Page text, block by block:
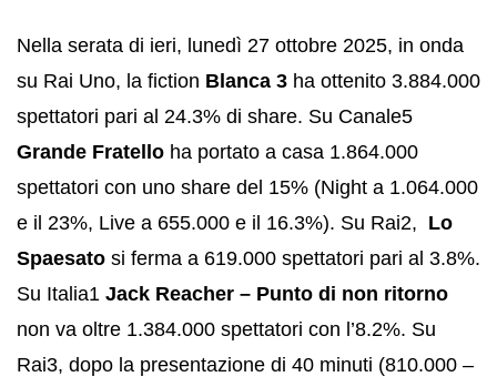
Nella serata di ieri, lunedì 27 ottobre 2025, in onda
su Rai Uno, la fiction Blanca 3 ha ottenito 3.884.000
spettatori pari al 24.3% di share. Su Canale5
Grande Fratello ha portato a casa 1.864.000
spettatori con uno share del 15% (Night a 1.064.000
e il 23%, Live a 655.000 e il 16.3%). Su Rai2, Lo
Spaesato si ferma a 619.000 spettatori pari al 3.8%.
Su Italia1 Jack Reacher – Punto di non ritorno
non va oltre 1.384.000 spettatori con l’8.2%. Su
Rai3, dopo la presentazione di 40 minuti (810.000 –